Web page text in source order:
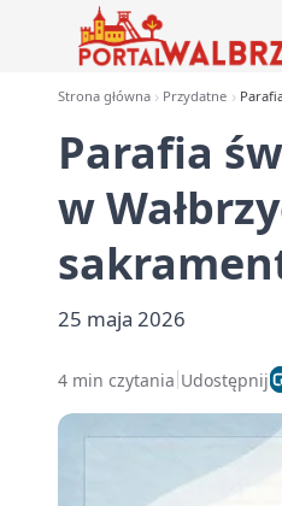
Strona główna Przydatne
Parafia
w
25 maja 2026
4 min czytania Udostępnij